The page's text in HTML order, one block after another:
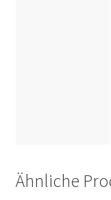
Ähnliche